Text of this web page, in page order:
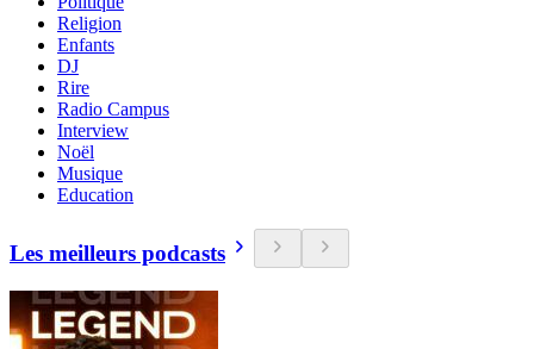
Religion
Enfants
DJ
Rire
Radio Campus
Interview
Noël
Musique
Education
Les meilleurs podcasts